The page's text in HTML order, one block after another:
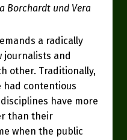
Borchardt und Vera
a radically
journalists and
other. Traditionally,
had contentious
have more
than their
when the public